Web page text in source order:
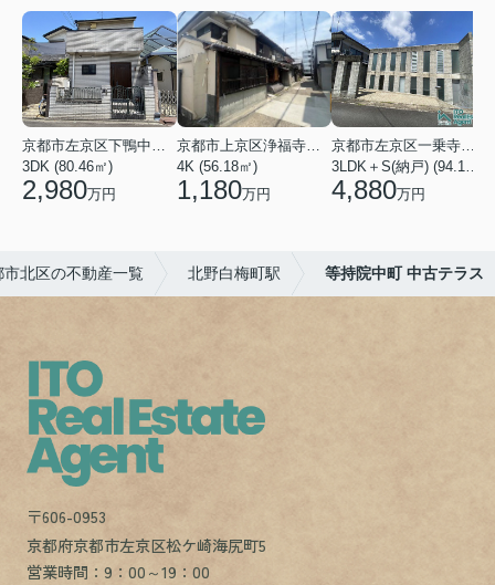
京都市左京区下鴨中川原町
3DK (80.46㎡)
2,980万円
京都市上京区浄福寺通一条下る東西俵屋町
4K (56.18㎡)
1,180万円
京都市左京区一乗寺松田町
3LDK＋S(納戸) (94.10㎡)
4,880万円
市北区の不動産一覧 北野白梅町駅 等持院中町 中古テラス
〒606-0953
京都府京都市左京区松ケ崎海尻町5
営業時間：9：00～19：00